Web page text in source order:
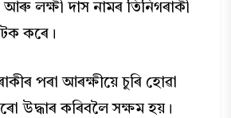
লক্ষী দাস নামৰ তিনিগৰাকী
কৰে।
পৰা আৰক্ষীয়ে চুৰি হোৱা
উদ্ধাৰ কৰিবলৈ সক্ষম হয়।